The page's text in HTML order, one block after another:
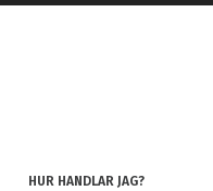
HUR HANDLAR JAG?